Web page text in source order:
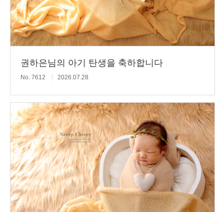
권하은님의 아기 탄생을 축하합니다
No. 7612 2026.07.28